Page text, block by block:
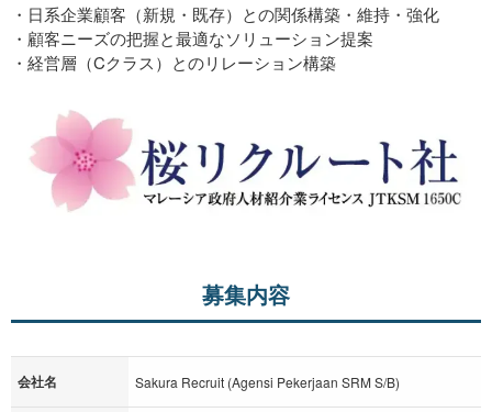
・日系企業顧客（新規・既存）との関係構築・維持・強化
・顧客ニーズの把握と最適なソリューション提案
・経営層（Cクラス）とのリレーション構築
募集内容
会社名 Sakura Recruit (Agensi Pekerjaan SRM S/B)